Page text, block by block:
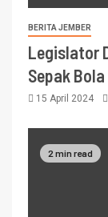
BERITA JEMBER
Legislator
Sepak
15 April 2024
2 min read